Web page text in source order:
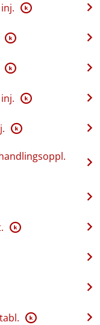
K
K
K
K
K
K
K